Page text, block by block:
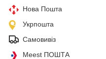
Нова Пошта
Укрпошта
Самовивіз
Meest ПОШТА